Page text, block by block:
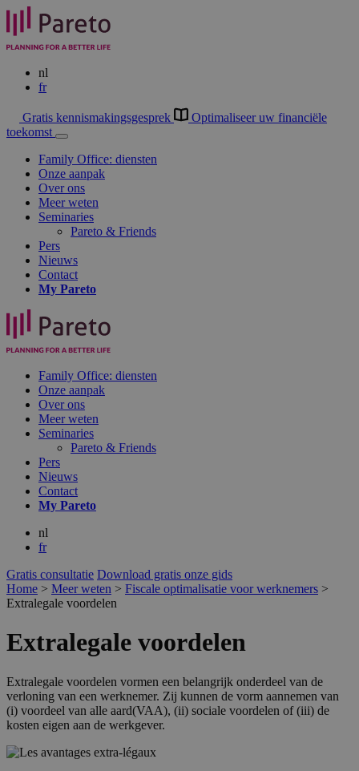
nl
fr
Gratis kennismakingsgesprek
Optimaliseer uw financiële
toekomst
Family Office: diensten
Onze aanpak
Over ons
Meer weten
Seminaries
Pareto & Friends
Pers
Nieuws
Contact
My Pareto
Family Office: diensten
Onze aanpak
Over ons
Meer weten
Seminaries
Pareto & Friends
Pers
Nieuws
Contact
My Pareto
nl
fr
Gratis consultatie Download gratis onze gids
Home > Meer weten > Fiscale optimalisatie voor werknemers >
Extralegale voordelen
Extralegale voordelen
Extralegale voordelen vormen een belangrijk onderdeel van de
verloning van een werknemer. Zij kunnen de vorm aannemen van
(i) voordeel van alle aard(VAA), (ii) sociale voordelen of (iii) de
kosten eigen aan de werkgever.